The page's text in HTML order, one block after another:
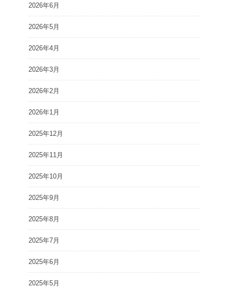
2026年6月
2026年5月
2026年4月
2026年3月
2026年2月
2026年1月
2025年12月
2025年11月
2025年10月
2025年9月
2025年8月
2025年7月
2025年6月
2025年5月